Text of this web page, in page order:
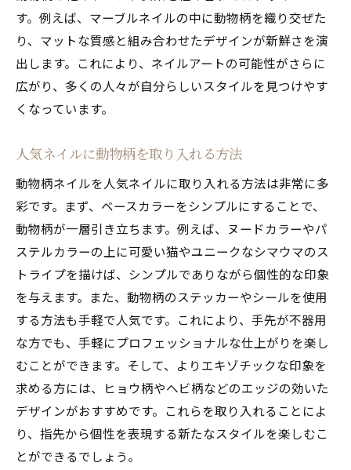
す。例えば、マーブルネイルの中に動物柄を織り交ぜた
り、マットな質感と組み合わせたデザインが新鮮さを演
出します。これにより、ネイルアートの可能性がさらに
広がり、多くの人々が自分らしいスタイルを見つけやす
くなっています。
人気ネイルに動物柄を取り入れる方法
動物柄ネイルを人気ネイルに取り入れる方法は非常に多
彩です。まず、ベースカラーをシンプルにすることで、
動物柄が一層引き立ちます。例えば、ヌードカラーやパ
ステルカラーの上に可愛い猫やユニークなシマウマのス
トライプを描けば、シンプルでありながら個性的な印象
を与えます。また、動物柄のステッカーやシールを使用
する方法も手軽で人気です。これにより、手先が不器用
な方でも、手軽にプロフェッショナルな仕上がりを楽し
むことができます。そして、よりエキゾチックな印象を
求める方には、ヒョウ柄やヘビ柄などのエッジの効いた
デザインがおすすめです。これらを取り入れることによ
り、指先から個性を表現する新たなスタイルを楽しむこ
とができるでしょう。